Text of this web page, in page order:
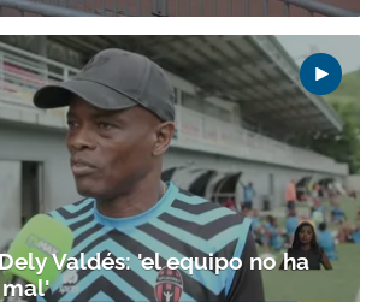
Valdés: 'el equipo no ha